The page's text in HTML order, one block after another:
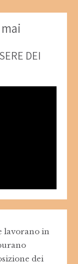
DEI
lavorano in
dei